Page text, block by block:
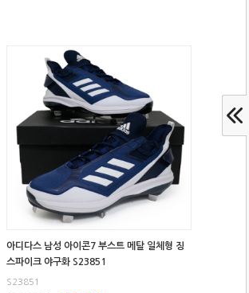
아디다스 남성 아이콘7 부스트 메탈 일체형 징
스파이크 야구화 S23851
S23851